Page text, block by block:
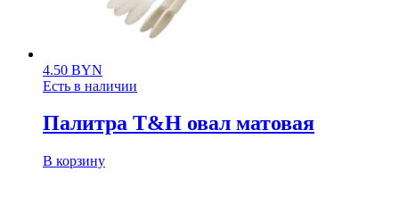
4.50 BYN
Есть в наличии
Палитра T&H овал матовая
В корзину